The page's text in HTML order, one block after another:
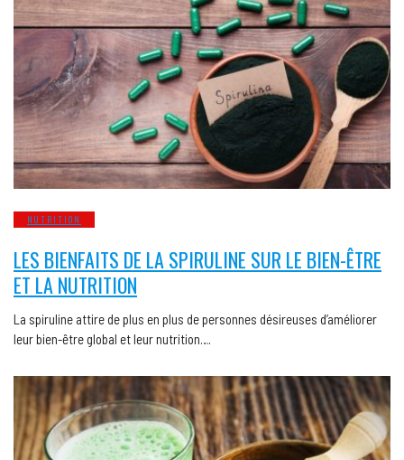
NUTRITION
LES BIENFAITS DE LA SPIRULINE SUR LE BIEN-ÊTRE
ET LA NUTRITION
La spiruline attire de plus en plus de personnes désireuses d’améliorer
leur bien-être global et leur nutrition….